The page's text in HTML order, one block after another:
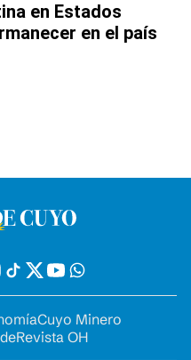
en Estados
en el país
Cuyo Minero
Revista OH